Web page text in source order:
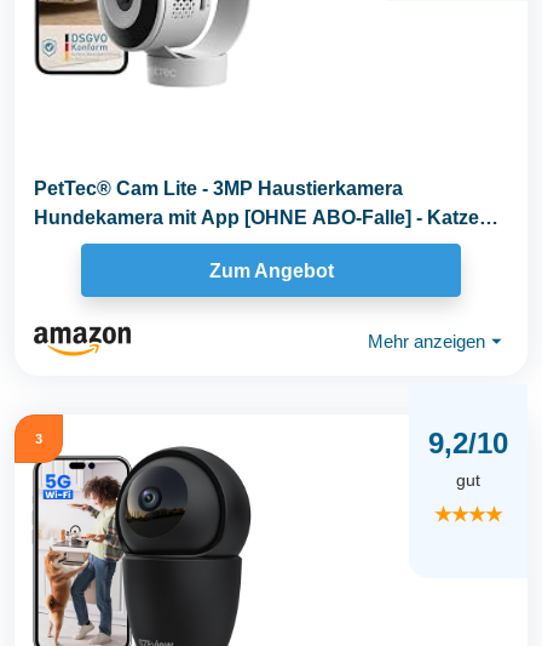
PetTec® Cam Lite - 3MP Haustierkamera
Hundekamera mit App [OHNE ABO-Falle] - Katzen
& Hunde Kamera...
Zum Angebot
Mehr anzeigen ⏷
3 9,2/10
gut
★★★★